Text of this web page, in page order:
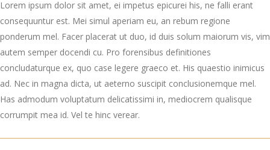
Lorem ipsum dolor sit amet, ei impetus epicurei his, ne falli erant
consequuntur est. Mei simul aperiam eu, an rebum regione
ponderum mel. Facer placerat ut duo, id duis solum maiorum vis, vim
autem semper docendi cu. Pro forensibus definitiones
concludaturque ex, quo case legere graeco et. His quaestio inimicus
ad. Nec in magna dicta, ut aeterno suscipit conclusionemque mel.
Has admodum voluptatum delicatissimi in, mediocrem qualisque
corrumpit mea id. Vel te hinc verear.